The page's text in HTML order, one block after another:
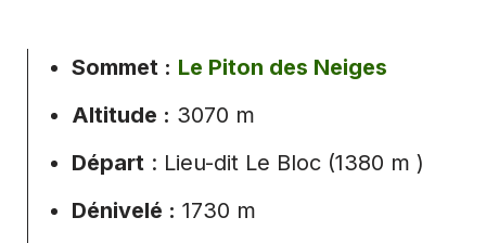
Sommet : Le Piton des Neiges
Altitude : 3070 m
Départ : Lieu-dit Le Bloc (1380 m )
Dénivelé : 1730 m